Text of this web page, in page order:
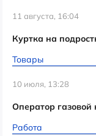
11 августа, 16:04
Куртка на
Товары
10 июля, 13:28
Оператор газовой
Работа